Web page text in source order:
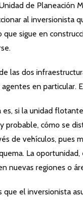
de Planeación
al inversionista
sigue en
las dos
en particular.
si la unidad
probable, cómo se
de vehículos, pues
La
nuevas regiones o
el inversionista